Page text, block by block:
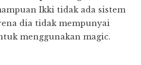
Ikki tidak ada sistem
dia tidak mempunyai
menggunakan magic.